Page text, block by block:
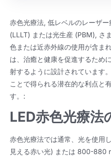
赤色光療法, 低レベルのレーザ
(LLLT) または光生産 (PBM), さ
色または近赤外線の使用が含ま
は、治癒と健康を促進するため
射するように設計されています
ことで得られる潜在的な利点と
す。:
LED赤色光療法
赤色光療法では通常、光を使用
見える赤い光) または 800-880